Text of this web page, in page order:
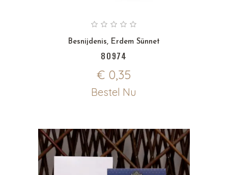
Besnijdenis, Erdem Sünnet
80974
€ 0,35
Bestel Nu